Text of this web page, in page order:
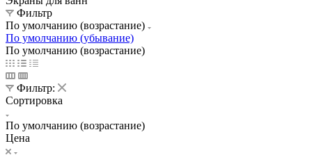
Фильтр
По умолчанию (возрастание)
По умолчанию (убывание)
По умолчанию (возрастание)
Фильтр:
Сортировка
По умолчанию (возрастание)
Цена